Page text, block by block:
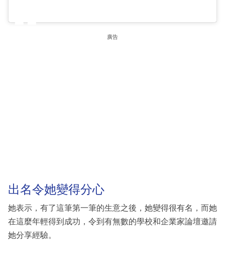
廣告
出名令她變得分心
她表示，有了這筆第一筆的生意之後，她變得很有名，而她
在這麼年輕得到成功，令到有無數的學校和企業家論壇邀請
她分享經驗。